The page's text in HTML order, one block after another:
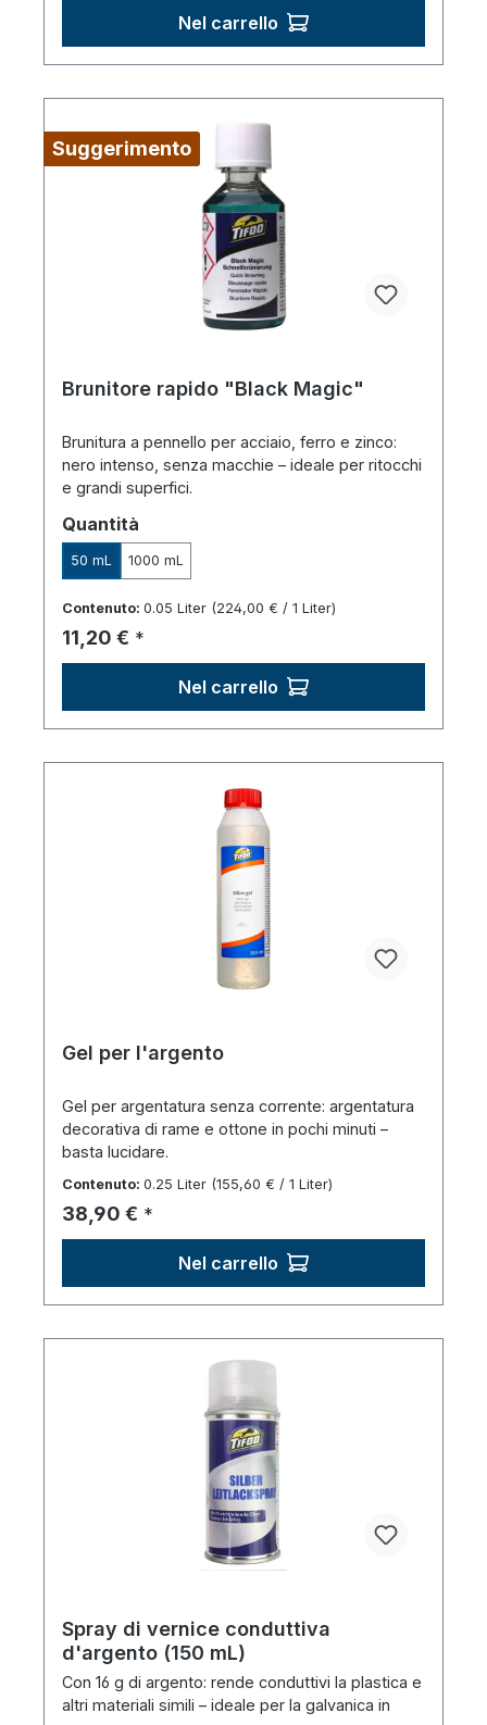
Nel carrello
Suggerimento
Brunitore rapido "Black Magic"
Brunitura a pennello per acciaio, ferro e zinco:
nero intenso, senza macchie – ideale per ritocchi
e grandi superfici.
Seleziona
Quantità
50 mL 1000 mL
Contenuto: 0.05 Liter (224,00 € / 1 Liter)
Prezzo normale:
11,20 € *
Nel carrello
Gel per l'argento
Gel per argentatura senza corrente: argentatura
decorativa di rame e ottone in pochi minuti –
basta lucidare.
Contenuto: 0.25 Liter (155,60 € / 1 Liter)
Prezzo normale:
38,90 € *
Nel carrello
Spray di vernice conduttiva
d'argento (150 mL)
Con 16 g di argento: rende conduttivi la plastica e
altri materiali simili – ideale per la galvanica in